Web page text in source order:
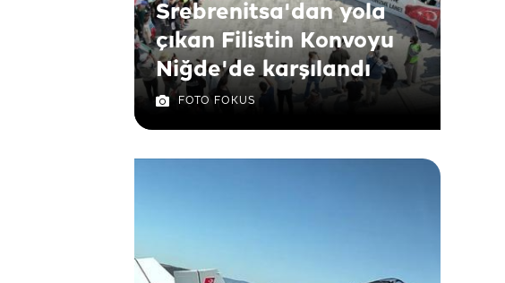
Srebrenitsa'dan yola
çıkan Filistin Konvoyu
Niğde'de karşılandı
FOTO FOKUS